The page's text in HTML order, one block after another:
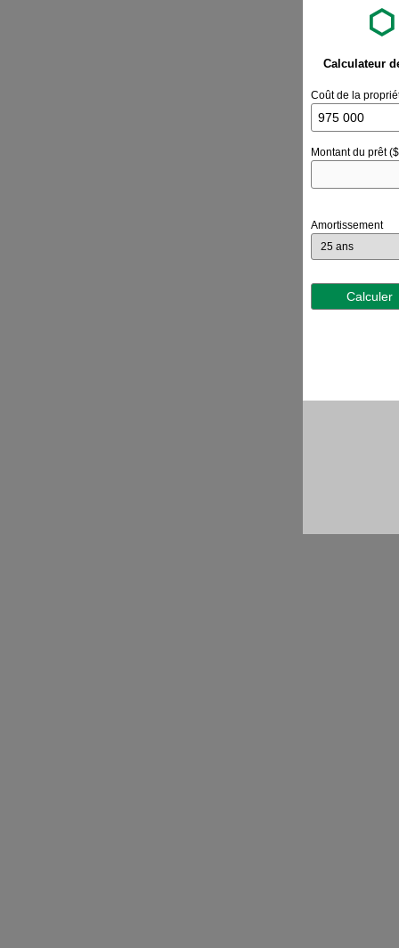
Calculateur
Coût de la
Montant du prêt
Amortissement
Calculer